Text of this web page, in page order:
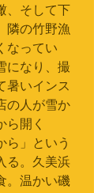
、そして下
隣の竹野漁
なってい
になり、撮
暑いインス
の人が雪か
ら開く
ら」という
る。久美浜
。温かい磯